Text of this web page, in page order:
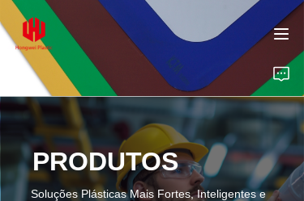
PRODUTOS
Soluções Plásticas Mais Fortes, Inteligentes e
Início
Produtos